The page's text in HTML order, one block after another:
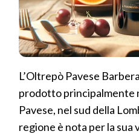
L’Oltrepò Pavese
prodotto principalmente
Pavese, nel sud della
regione è nota per la sua